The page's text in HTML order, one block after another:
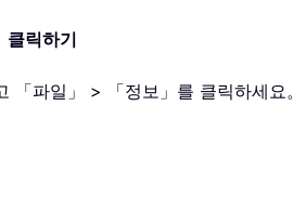
클릭하기
「파일」 > 「정보」를 클릭하세요。